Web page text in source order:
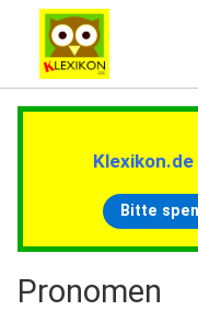
Bitte
Pronomen